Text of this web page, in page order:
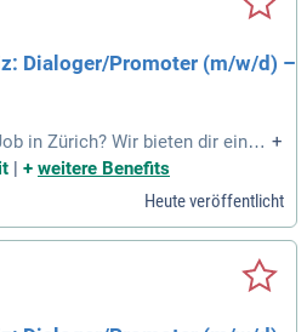
mit deinem Team. Bewirb dich j
Bewegung!
Dialoger/Promoter (m/w/d) –
in Zürich? Wir bieten dir eine
die Chance, schnell Geld zu v
gute mündliche Deutschkennt
und das Mindestalter von 18
eine gültige Arbeitsbewilligung
mindestens 20 Tage zu arbei
und bewirb dich jetzt in nur zwei
Formular. Warte nicht länger – wi
kennenzulernen und dir alle we
+
| + weitere Benefits
Heute veröffentlicht